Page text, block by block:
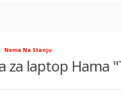
Nema Na Stanju
za laptop Hama